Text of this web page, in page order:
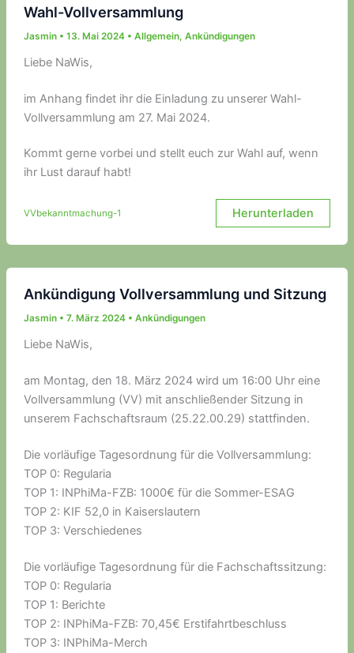
Wahl-Vollversammlung
Jasmin • 13. Mai 2024 • Allgemein, Ankündigungen
Liebe NaWis,
im Anhang findet ihr die Einladung zu unserer Wahl-
Vollversammlung am 27. Mai 2024.
Kommt gerne vorbei und stellt euch zur Wahl auf, wenn
ihr Lust darauf habt!
VVbekanntmachung-1 Herunterladen
Ankündigung Vollversammlung und Sitzung
Jasmin • 7. März 2024 • Ankündigungen
Liebe NaWis,
am Montag, den 18. März 2024 wird um 16:00 Uhr eine
Vollversammlung (VV) mit anschließender Sitzung in
unserem Fachschaftsraum (25.22.00.29) stattfinden.
Die vorläufige Tagesordnung für die Vollversammlung:
TOP 0: Regularia
TOP 1: INPhiMa-FZB: 1000€ für die Sommer-ESAG
TOP 2: KIF 52,0 in Kaiserslautern
TOP 3: Verschiedenes
Die vorläufige Tagesordnung für die Fachschaftssitzung:
TOP 0: Regularia
TOP 1: Berichte
TOP 2: INPhiMa-FZB: 70,45€ Erstifahrtbeschluss
TOP 3: INPhiMa-Merch